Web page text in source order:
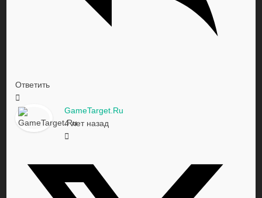
Ответить
GameTarget.Ru
4 лет назад